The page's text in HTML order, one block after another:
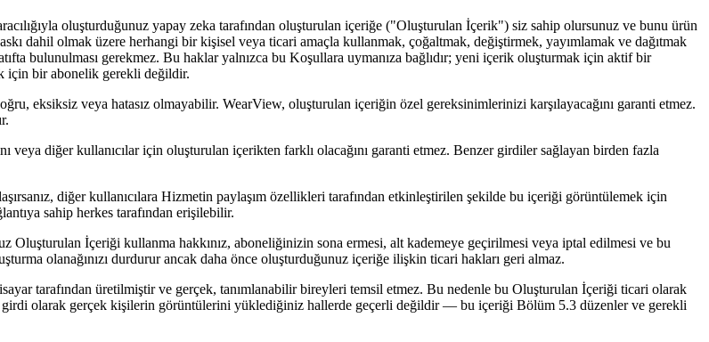
oluşturduğunuz yapay zeka tarafından oluşturulan içeriğe ("Oluşturulan İçerik") siz sahip olursunuz ve bunu ürün
dahil olmak üzere herhangi bir kişisel veya ticari amaçla kullanmak, çoğaltmak, değiştirmek, yayımlamak ve dağıtmak
bulunulması gerekmez. Bu haklar yalnızca bu Koşullara uymanıza bağlıdır; yeni içerik oluşturmak için aktif bir
için bir abonelik gerekli değildir.
eksiksiz veya hatasız olmayabilir. WearView, oluşturulan içeriğin özel gereksinimlerinizi karşılayacağını garanti etmez.
veya diğer kullanıcılar için oluşturulan içerikten farklı olacağını garanti etmez. Benzer girdiler sağlayan birden fazla
diğer kullanıcılara Hizmetin paylaşım özellikleri tarafından etkinleştirilen şekilde bu içeriği görüntülemek için
sahip herkes tarafından erişilebilir.
Oluşturulan İçeriği kullanma hakkınız, aboneliğinizin sona ermesi, alt kademeye geçirilmesi veya iptal edilmesi ve bu
olanağınızı durdurur ancak daha önce oluşturduğunuz içeriğe ilişkin ticari hakları geri almaz.
tarafından üretilmiştir ve gerçek, tanımlanabilir bireyleri temsil etmez. Bu nedenle bu Oluşturulan İçeriği ticari olarak
olarak gerçek kişilerin görüntülerini yüklediğiniz hallerde geçerli değildir — bu içeriği Bölüm 5.3 düzenler ve gerekli